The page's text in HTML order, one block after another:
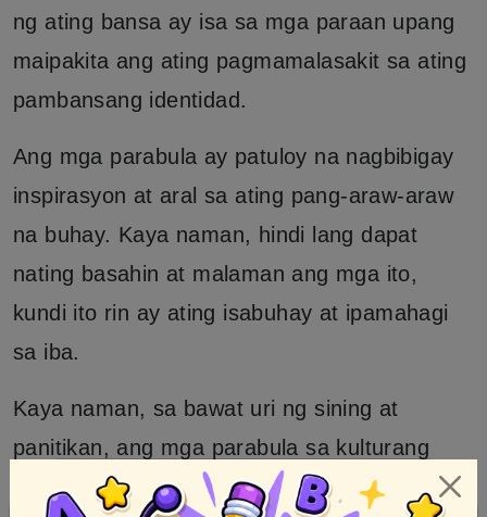
ng ating bansa ay isa sa mga paraan upang
maipakita ang ating pagmamalasakit sa ating
pambansang identidad.
Ang mga parabula ay patuloy na nagbibigay
inspirasyon at aral sa ating pang-araw-araw
na buhay. Kaya naman, hindi lang dapat
nating basahin at malaman ang mga ito,
kundi ito rin ay ating isabuhay at ipamahagi
sa iba.
Kaya naman, sa bawat uri ng sining at
panitikan, ang mga parabula sa kulturang
Pilipino ay patuloy na nagbibigay-buhay sa